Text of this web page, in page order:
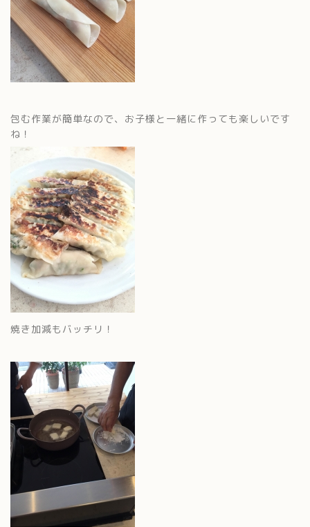
包む作業が簡単なので、お子様と一緒に作っても楽しいです
ね！
焼き加減もバッチリ！